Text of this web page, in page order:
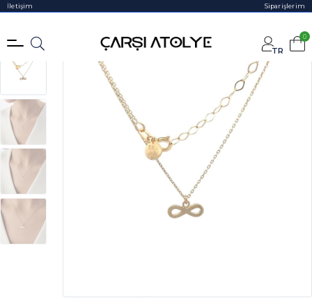
İletişim Siparişlerim
TR
0